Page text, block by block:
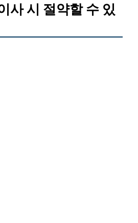
사 시 절약할 수 있